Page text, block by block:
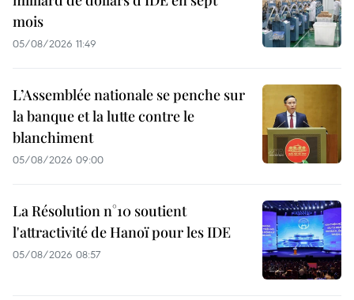
mois
05/08/2026 11:49
L’Assemblée nationale se penche sur
la banque et la lutte contre le
blanchiment
05/08/2026 09:00
La Résolution n°10 soutient
l'attractivité de Hanoï pour les IDE
05/08/2026 08:57